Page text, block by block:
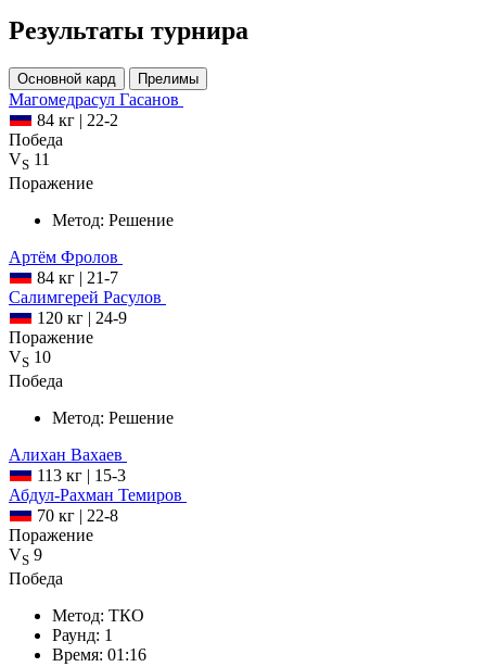
Результаты турнира
Основной кард Прелимы
Магомедрасул Гасанов
84 кг | 22-2
Победа
VS 11
Поражение
Метод: Решение
Артём Фролов
84 кг | 21-7
Салимгерей Расулов
120 кг | 24-9
Поражение
VS 10
Победа
Метод: Решение
Алихан Вахаев
113 кг | 15-3
Абдул-Рахман Темиров
70 кг | 22-8
Поражение
VS 9
Победа
Метод: ТКО
Раунд: 1
Время: 01:16